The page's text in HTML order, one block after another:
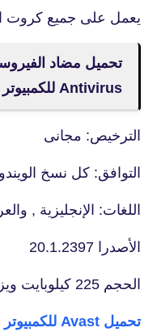
يعمل على جميع كروت
Antivirus للكمبيوتر
الترخيص: مجانى
التوافق: كل نسخ
اللغات: الإنجليزية ,
الأصدرا 20.1.2397
الحجم 225 كيلوبايت ويزيد الحجم بعد التثبيت
تحميل Avast للكمبيوتر